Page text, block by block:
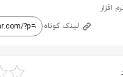
لینک کوتاه